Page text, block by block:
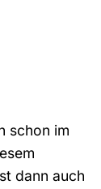
schon im
dann auch